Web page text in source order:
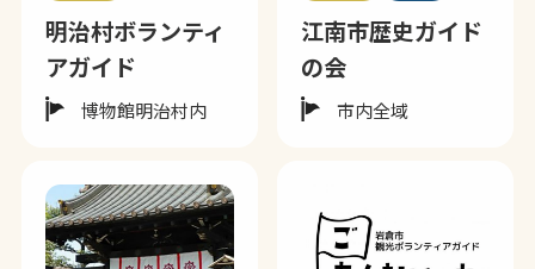
明治村ボランティ
アガイド
博物館明治村内
江南市歴史ガイド
の会
市内全域